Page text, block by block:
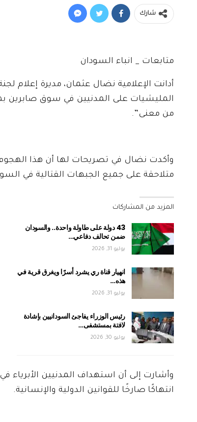
شارك
متابعات _ انباء السودان
أدانت الإعلامية نضال عثمان، مديرة إعلام
المليشيات على المدنيين في سوق صابرين
من معنى”.
وأكدت نضال في تصريحات لها أن هذا الهجوم
متلاحقة على جميع الجبهات القتالية في
المزيد من المشاركات
43 دولة على طاولة واحدة.. والسودان
ضمن تحالف دفاعي…
يوليو 31, 2026
انهيار قناة ري يشرد أسرًا ويغرق قرية في
هذه…
يوليو 31, 2026
رئيس الوزراء يفاجئ السودانيين بإشادة
لافتة بمستشفى…
يوليو 30, 2026
وأشارت إلى أن استهداف المدنيين
انتهاكًا صارخًا للقوانين الدولية والإنسانية.